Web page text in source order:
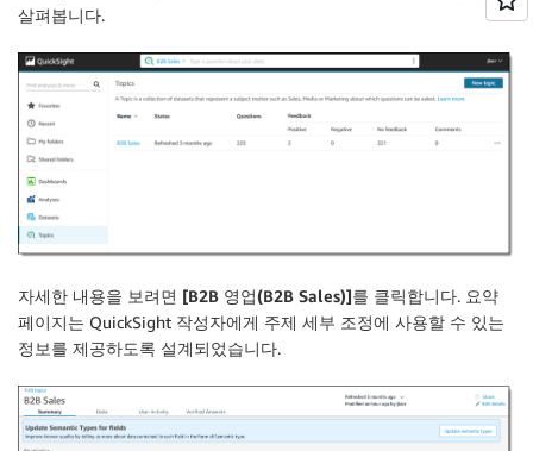
살펴봅니다.
자세한 내용을 보려면 [B2B 영업(B2B Sales)]를 클릭합니다. 요약
페이지는 QuickSight 작성자에게 주제 세부 조정에 사용할 수 있는
정보를 제공하도록 설계되었습니다.